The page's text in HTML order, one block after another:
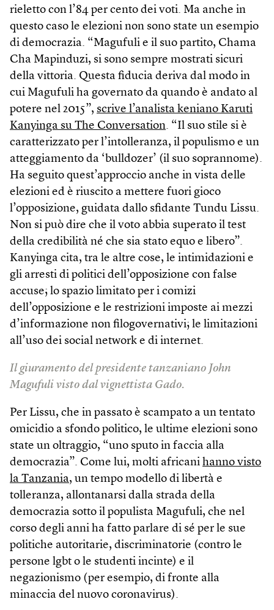
rieletto con l’84 per cento dei voti. Ma anche in
questo caso le elezioni non sono state un esempio
di democrazia. “Magufuli e il suo partito, Chama
Cha Mapinduzi, si sono sempre mostrati sicuri
della vittoria. Questa fiducia deriva dal modo in
cui Magufuli ha governato da quando è andato al
potere nel 2015”, scrive l’analista keniano Karuti
Kanyinga su The Conversation. “Il suo stile si è
caratterizzato per l’intolleranza, il populismo e un
atteggiamento da ‘bulldozer’ (il suo soprannome).
Ha seguito quest’approccio anche in vista delle
elezioni ed è riuscito a mettere fuori gioco
l’opposizione, guidata dallo sfidante Tundu Lissu.
Non si può dire che il voto abbia superato il test
della credibilità né che sia stato equo e libero”.
Kanyinga cita, tra le altre cose, le intimidazioni e
gli arresti di politici dell’opposizione con false
accuse; lo spazio limitato per i comizi
dell’opposizione e le restrizioni imposte ai mezzi
d’informazione non filogovernativi; le limitazioni
all’uso dei social network e di internet.
Il giuramento del presidente tanzaniano John
Magufuli visto dal vignettista Gado.
Per Lissu, che in passato è scampato a un tentato
omicidio a sfondo politico, le ultime elezioni sono
state un oltraggio, “uno sputo in faccia alla
democrazia”. Come lui, molti africani hanno visto
la Tanzania, un tempo modello di libertà e
tolleranza, allontanarsi dalla strada della
democrazia sotto il populista Magufuli, che nel
corso degli anni ha fatto parlare di sé per le sue
politiche autoritarie, discriminatorie (contro le
persone lgbt o le studenti incinte) e il
negazionismo (per esempio, di fronte alla
minaccia del nuovo coronavirus).